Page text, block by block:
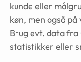
kunde eller
køn, men også
Brug evt. data fra
statistikker eller